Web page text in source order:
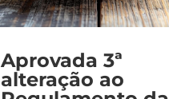
Aprovada 3ª
alteração ao